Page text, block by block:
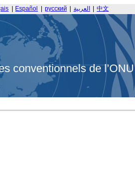
Español русский العربية 中文
conventionnels de l’ONU